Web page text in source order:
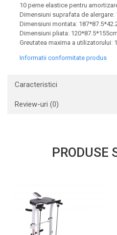
10 perne elastice pentru
Dimensiuni suprafata de alergare:
Dimensiuni montata:
Dimensiuni pliata: 120*87.5*155cm
Greutatea maxima a utilizatorului:
Informatii conformitate produs
Caracteristici
Review-uri (0)
PRODUSE